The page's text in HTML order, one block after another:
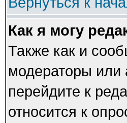
Как я могу
Также как и
модераторы или
перейдите к
относится к